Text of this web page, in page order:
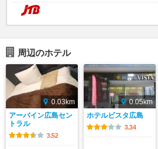
周辺のホテル
0.03km
アーバイン広島セン
トラル
3.52
0.05km
ホテルビスタ広島
3.34